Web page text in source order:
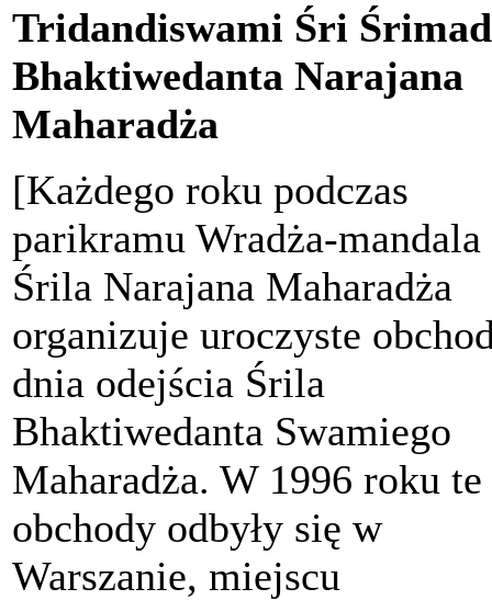
Tridandiswami Śri Śrimad
Bhaktiwedanta Narajana
Maharadża
[Każdego roku podczas
parikramu Wradża-mandala
Śrila Narajana Maharadża
organizuje uroczyste
dnia odejścia Śrila
Bhaktiwedanta Swamiego
Maharadża. W 1996 roku te
obchody odbyły się w
Warszanie, miejscu